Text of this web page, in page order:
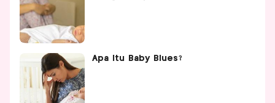
Apa Itu Baby Blues?